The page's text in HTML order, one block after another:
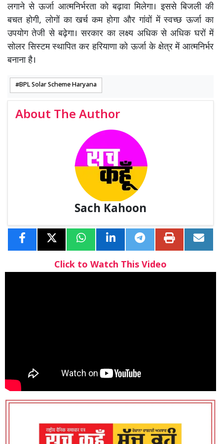
लगाने से ऊर्जा आत्मनिर्भरता को बढ़ावा मिलेगा। इससे बिजली की
बचत होगी, लोगों का खर्च कम होगा और गांवों में स्वच्छ ऊर्जा का
उपयोग तेजी से बढ़ेगा। सरकार का लक्ष्य अधिक से अधिक घरों में
सोलर सिस्टम स्थापित कर हरियाणा को ऊर्जा के क्षेत्र में आत्मनिर्भर
बनाना है।
BPL Solar Scheme Haryana
About The Author
Sach Kahoon
Click to Watch This Video